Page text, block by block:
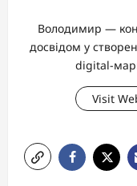
Володимир —
досвідом у
digital-
Visit